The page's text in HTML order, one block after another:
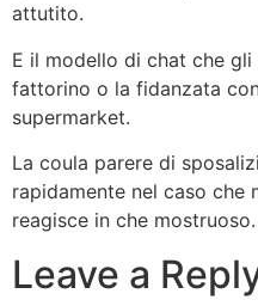
attutito.
E il modello di chat che
fattorino o la fidanzata
supermarket.
La coula parere di
rapidamente nel caso che
reagisce in che mostruoso.
Leave a